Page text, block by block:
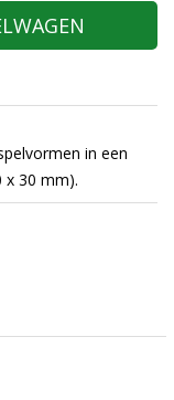
in een
x 30 mm).